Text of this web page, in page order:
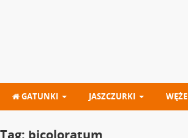
GATUNKI JASZCZURKI WĘŻE
Tag: bicoloratum